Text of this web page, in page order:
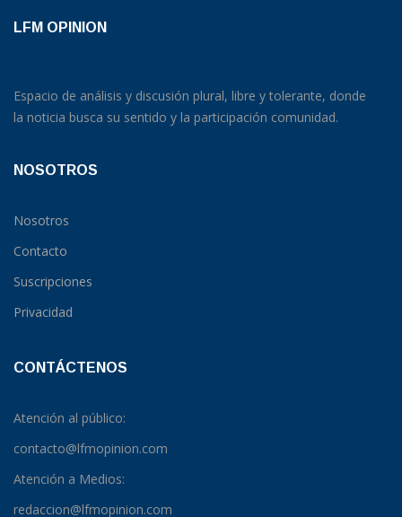
LFM OPINION
Espacio de análisis y discusión plural, libre y tolerante, donde
la noticia busca su sentido y la participación comunidad.
NOSOTROS
Nosotros
Contacto
Suscripciones
Privacidad
CONTÁCTENOS
Atención al público:
contacto@lfmopinion.com
Atención a Medios:
redaccion@lfmopinion.com